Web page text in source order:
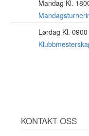
Mandag Kl.
Lørdag Kl. 0900
KONTAKT OSS